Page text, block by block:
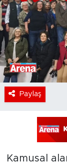
Paylaş
Kamusal